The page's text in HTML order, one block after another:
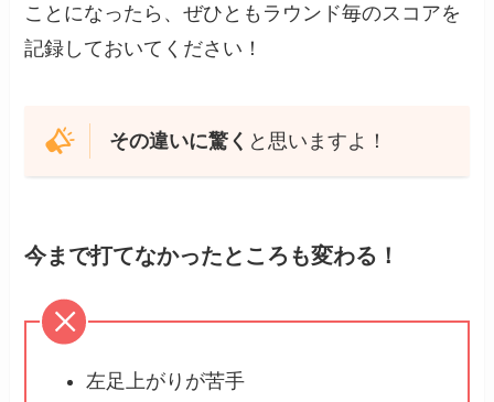
ことになったら、ぜひともラウンド毎のスコアを
記録しておいてください！
その違いに驚く と思いますよ！
今まで打てなかったところも変わる！
左足上がりが苦手